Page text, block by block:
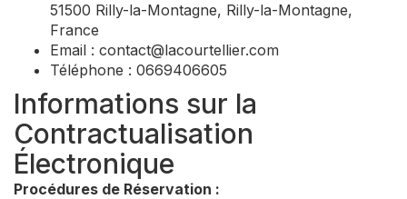
51500 Rilly-la-Montagne, Rilly-la-Montagne,
France
Email : contact@lacourtellier.com
Téléphone : 0669406605
Informations sur la
Contractualisation
Électronique
Procédures de Réservation :